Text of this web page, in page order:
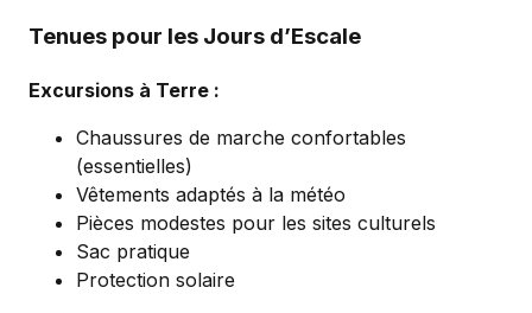
Tenues pour les Jours d’Escale
Excursions à Terre :
Chaussures de marche confortables
(essentielles)
Vêtements adaptés à la météo
Pièces modestes pour les sites culturels
Sac pratique
Protection solaire